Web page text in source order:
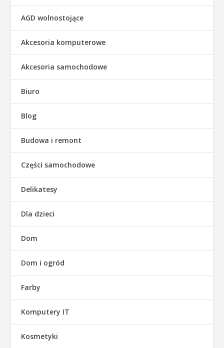
AGD wolnostojące
Akcesoria komputerowe
Akcesoria samochodowe
Biuro
Blog
Budowa i remont
Części samochodowe
Delikatesy
Dla dzieci
Dom
Dom i ogród
Farby
Komputery IT
Kosmetyki